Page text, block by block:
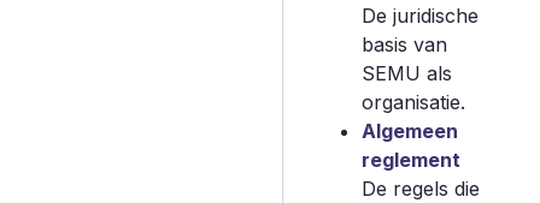
De juridische
basis van
SEMU als
organisatie.
Algemeen
reglement
De regels die